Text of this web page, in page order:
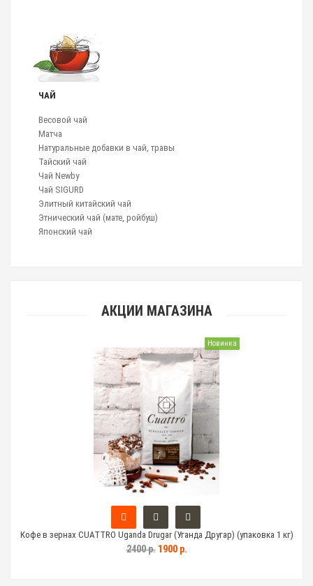
ЧАЙ
Весовой чай
Матча
Натуральные добавки в чай, травы
Тайский чай
Чай Newby
Чай SIGURD
Элитный китайский чай
Этнический чай (мате, ройбуш)
Японский чай
АКЦИИ МАГАЗИНА
Новинка
Кофе в зернах CUATTRO Uganda Drugar (Уганда Другар) (упаковка 1 кг)
2400 р.1900 р.